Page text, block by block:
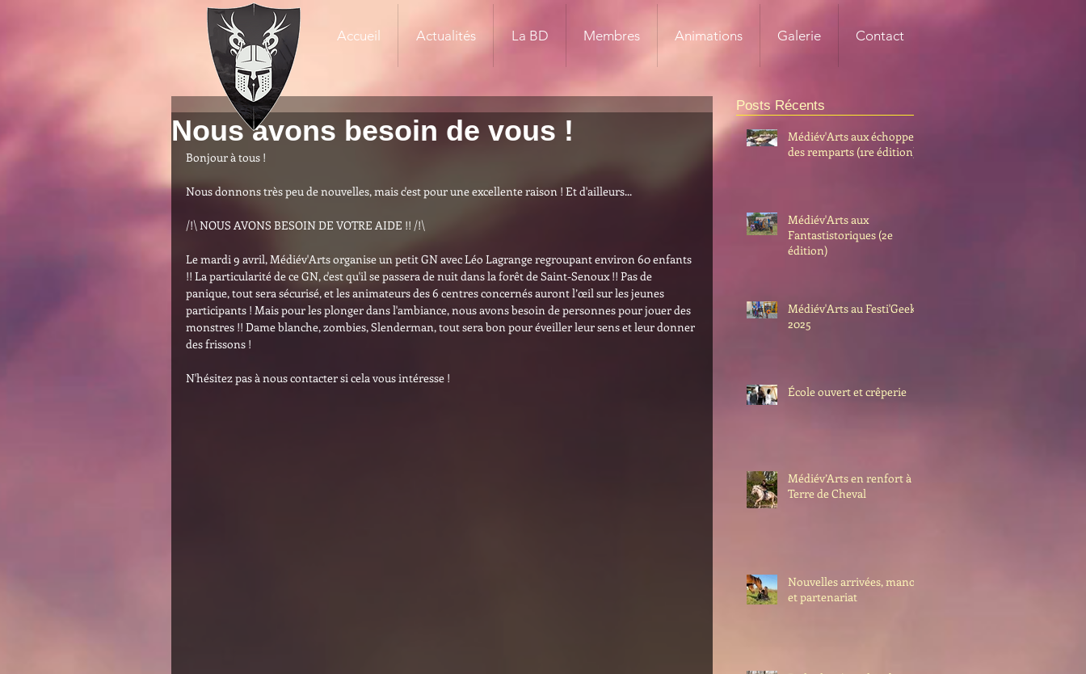
Accueil Actualités La BD Membres Animations Galerie Contact
Nous avons besoin de vous !
Bonjour à tous !
Nous donnons très peu de nouvelles, mais c'est pour une excellente raison ! Et d'ailleurs...
/!\ NOUS AVONS BESOIN DE VOTRE AIDE !! /!\
Le mardi 9 avril, Médiév'Arts organise un petit GN avec Léo Lagrange regroupant environ 60 enfants
!! La particularité de ce GN, c'est qu'il se passera de nuit dans la forêt de Saint-Senoux !! Pas de
panique, tout sera sécurisé, et les animateurs des 6 centres concernés auront l’œil sur les jeunes
participants ! Mais pour les plonger dans l'ambiance, nous avons besoin de personnes pour jouer des
monstres !! Dame blanche, zombies, Slenderman, tout sera bon pour éveiller leur sens et leur donner
des frissons !
N'hésitez pas à nous contacter si cela vous intéresse !
Posts Récents
Médiév'Arts aux échoppes
des remparts (1re édition)
Médiév'Arts aux
Fantastistoriques (2e
édition)
Médiév'Arts au Festi'Geek
2025
École ouvert et crêperie
Médiév’Arts en renfort à
Terre de Cheval
Nouvelles arrivées, manoir
et partenariat